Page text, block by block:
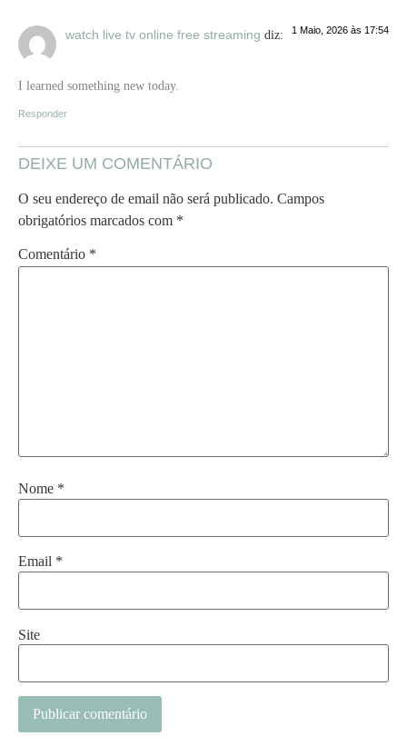
watch live tv online free streaming diz: 1 Maio, 2026 às 17:54
I learned something new today.
Responder
DEIXE UM COMENTÁRIO
O seu endereço de email não será publicado. Campos
obrigatórios marcados com *
Comentário *
Nome *
Email *
Site